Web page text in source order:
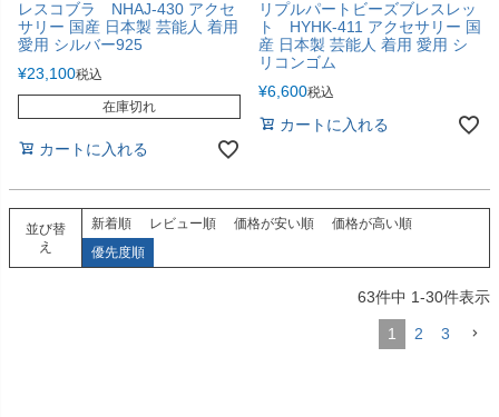
レスコブラ NHAJ-430 アクセ
サリー 国産 日本製 芸能人 着用
愛用 シルバー925
¥23,100税込
在庫切れ
カートに入れる
リプルパートビーズブレスレッ
ト HYHK-411 アクセサリー 国
産 日本製 芸能人 着用 愛用 シ
リコンゴム
¥6,600税込
カートに入れる
並び替
え
新着順 レビュー順 価格が安い順
価格が高い順
優先度順
63件中 1-30件表示
1 2 3